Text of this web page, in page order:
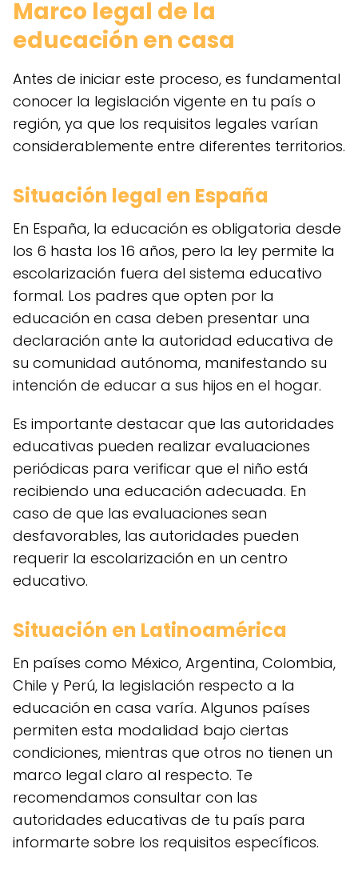
Marco legal de la
educación en casa
Antes de iniciar este proceso, es fundamental
conocer la legislación vigente en tu país o
región, ya que los requisitos legales varían
considerablemente entre diferentes territorios.
Situación legal en España
En España, la educación es obligatoria desde
los 6 hasta los 16 años, pero la ley permite la
escolarización fuera del sistema educativo
formal. Los padres que opten por la
educación en casa deben presentar una
declaración ante la autoridad educativa de
su comunidad autónoma, manifestando su
intención de educar a sus hijos en el hogar.
Es importante destacar que las autoridades
educativas pueden realizar evaluaciones
periódicas para verificar que el niño está
recibiendo una educación adecuada. En
caso de que las evaluaciones sean
desfavorables, las autoridades pueden
requerir la escolarización en un centro
educativo.
Situación en Latinoamérica
En países como México, Argentina, Colombia,
Chile y Perú, la legislación respecto a la
educación en casa varía. Algunos países
permiten esta modalidad bajo ciertas
condiciones, mientras que otros no tienen un
marco legal claro al respecto. Te
recomendamos consultar con las
autoridades educativas de tu país para
informarte sobre los requisitos específicos.